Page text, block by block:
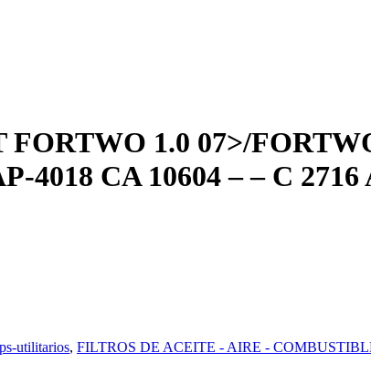
1.0 07>/
4018 CA 10604 – – C 2716
utilitarios, FILTROS DE ACEITE - AIRE -